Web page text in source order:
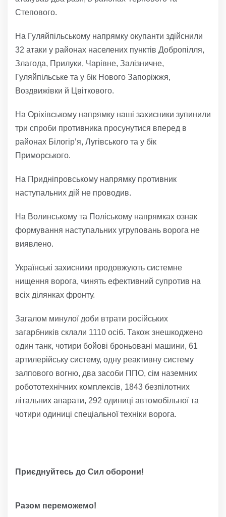
Степового.
На Гуляйпільському напрямку окупанти здійснили
32 атаки у районах населених пунктів Добропілля,
Злагода, Прилуки, Чарівне, Залізничне,
Гуляйпільське та у бік Нового Запоріжжя,
Воздвижівки й Цвіткового.
На Оріхівському напрямку наші захисники зупинили
три спроби противника просунутися вперед в
районах Білогір’я, Лугівського та у бік
Приморського.
На Придніпровському напрямку противник
наступальних дій не проводив.
На Волинському та Поліському напрямках ознак
формування наступальних угруповань ворога не
виявлено.
Українські захисники продовжують системне
нищення ворога, чинять ефективний супротив на
всіх ділянках фронту.
Загалом минулої доби втрати російських
загарбників склали 1110 осіб. Також знешкоджено
один танк, чотири бойові броньовані машини, 61
артилерійську систему, одну реактивну систему
залпового вогню, два засоби ППО, сім наземних
робототехнічних комплексів, 1843 безпілотних
літальних апарати, 292 одиниці автомобільної та
чотири одиниці спеціальної техніки ворога.
Приєднуйтесь до Сил оборони!
Разом переможемо!